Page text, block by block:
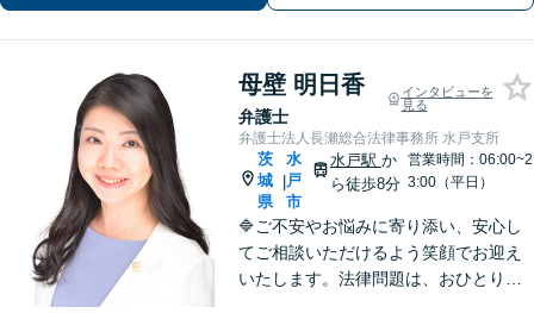
母壁 明日香
弁護士
インタビューを
見る
弁護士法人長瀬総合法律事務所 水戸支所
茨
城
県
|
水
戸
市
水戸駅 か
ら徒歩8分
営業時間：06:00~2
3:00（平日）
🔷ご不安やお悩みに寄り添い、安心し
てご相談いただけるよう笑顔でお迎え
いたします。法律問題は、おひとりで